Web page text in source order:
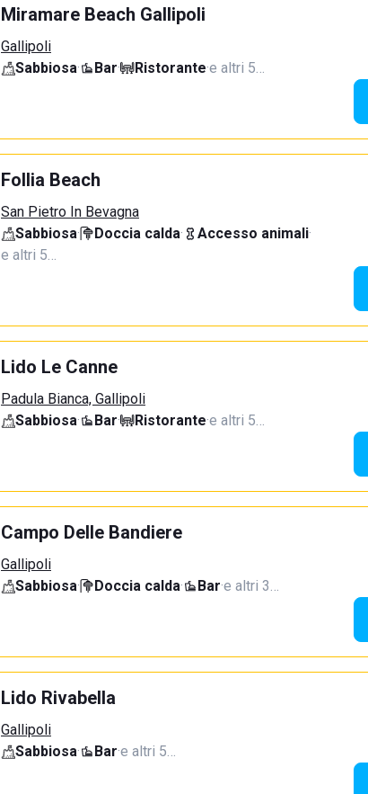
Miramare Beach Gallipoli
Gallipoli
Sabbiosa· Bar· Ristorante·e altri 5…
Follia Beach
San Pietro In Bevagna
Sabbiosa· Doccia calda· Accesso animali·
e altri 5…
Lido Le Canne
Padula Bianca, Gallipoli
Sabbiosa· Bar· Ristorante·e altri 5…
Campo Delle Bandiere
Gallipoli
Sabbiosa· Doccia calda· Bar·e altri 3…
Lido Rivabella
Gallipoli
Sabbiosa· Bar·e altri 5…